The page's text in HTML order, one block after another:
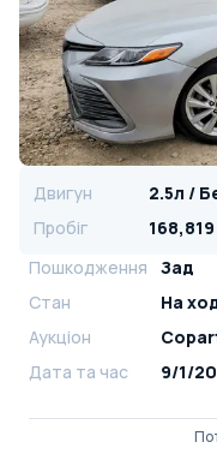
Двигун 2.5л /
Пробіг
Пошкодження
Зад
Стан
На
Аукціон
Дата та час
9/1/